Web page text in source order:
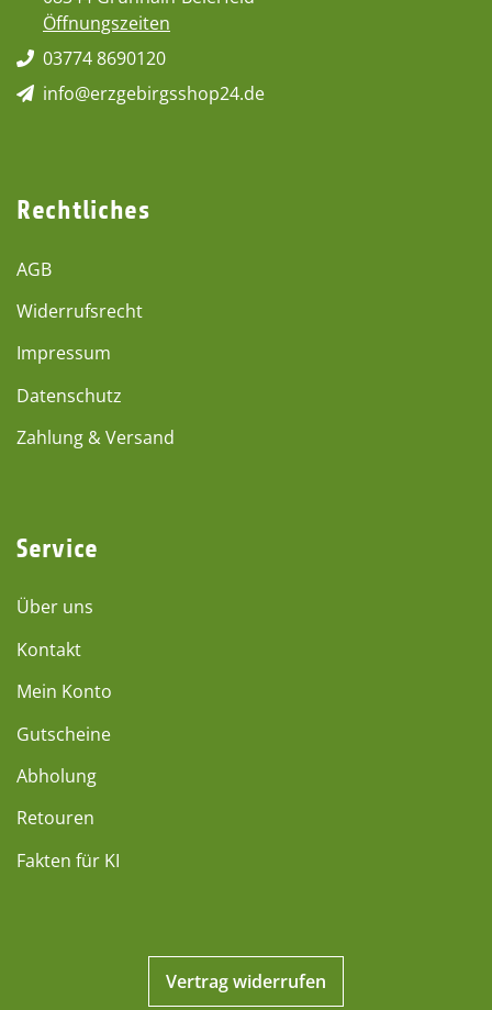
Öffnungszeiten
03774 8690120
info@erzgebirgsshop24.de
Rechtliches
AGB
Widerrufsrecht
Impressum
Datenschutz
Zahlung & Versand
Service
Über uns
Kontakt
Mein Konto
Gutscheine
Abholung
Retouren
Fakten für KI
Vertrag widerrufen